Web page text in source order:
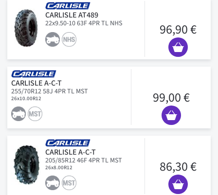
CARLISLE AT489
22x9.50-10 63F 4PR TL NHS 96,90 €
CARLISLE A-C-T
255/70R12 58J 4PR TL MST
26x10.00R12 99,00 €
CARLISLE A-C-T
205/85R12 46F 4PR TL MST
26x8.00R12 86,30 €